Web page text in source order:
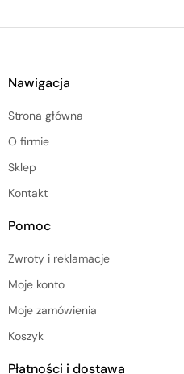
Nawigacja
Strona główna
O firmie
Sklep
Kontakt
Pomoc
Zwroty i reklamacje
Moje konto
Moje zamówienia
Koszyk
Płatności i dostawa